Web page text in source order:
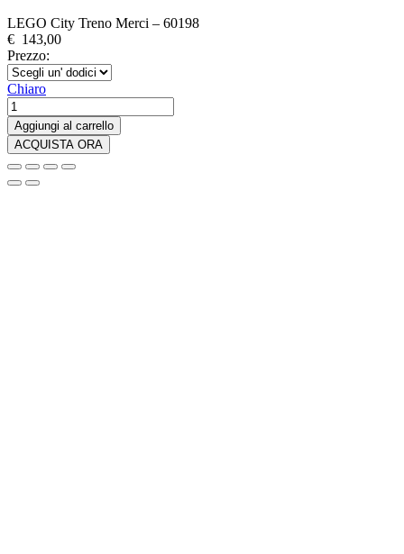
LEGO City Treno Merci – 60198
€ 143,00
Prezzo:
Chiaro
LEGO
City
Treno
Merci
-
60198
Aggiungi al carrello
ACQUISTA ORA